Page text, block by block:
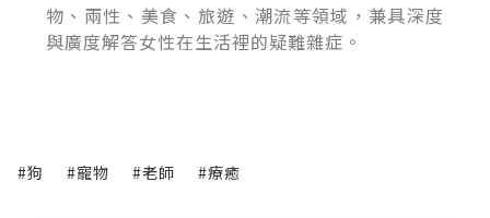
物、兩性、美食、旅遊、潮流等領域，兼具深度
與廣度解答女性在生活裡的疑難雜症。
#狗 #寵物 #老師 #療癒